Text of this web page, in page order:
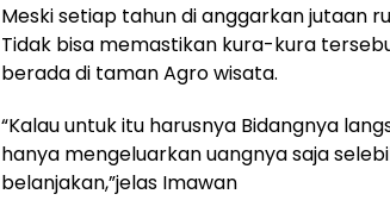
Meski setiap tahun di anggarkan jutaan
Tidak bisa memastikan kura-kura
berada di taman Agro wisata.
“Kalau untuk itu harusnya Bidangnya
hanya mengeluarkan uangnya saja
belanjakan,”jelas Imawan